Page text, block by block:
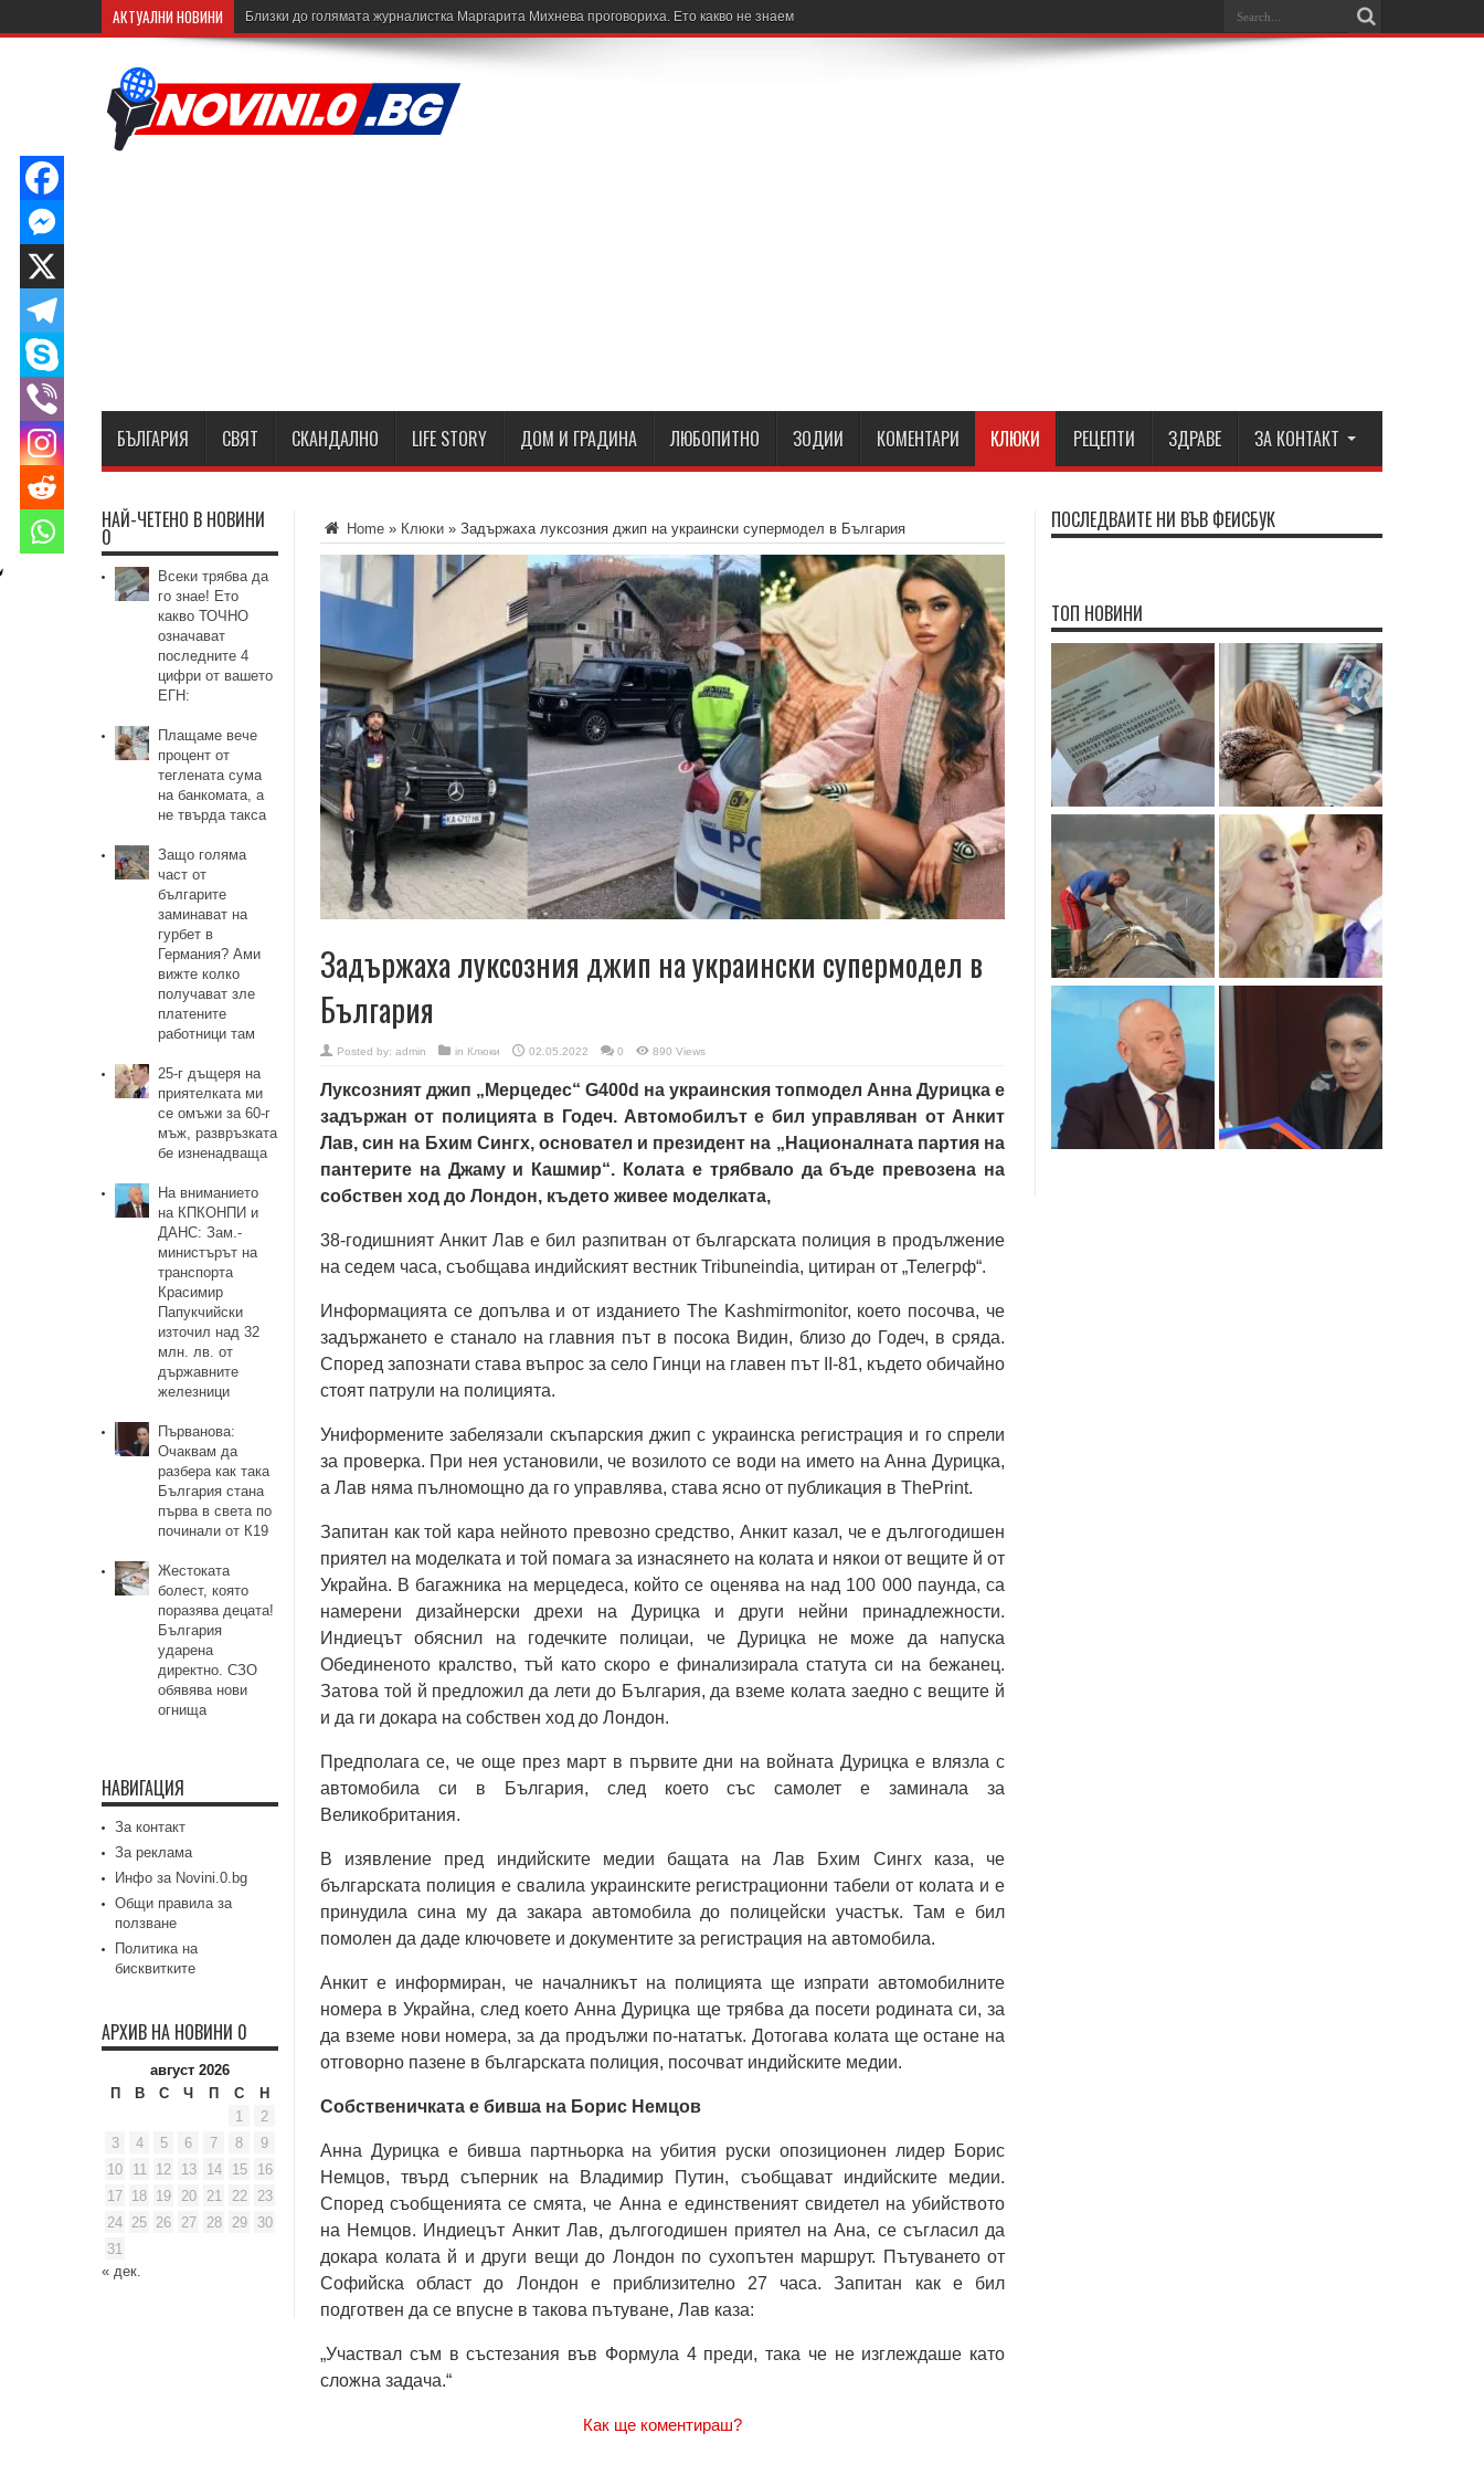
АКТУАЛНИ НОВИНИ Близки до голямата журналистка Маргарита Михнева проговориха. Ето какво не знаем
БЪЛГАРИЯ СВЯТ СКАНДАЛНО LIFE STORY ДОМ И ГРАДИНА ЛЮБОПИТНО ЗОДИИ КОМЕНТАРИ КЛЮКИ РЕЦЕПТИ ЗДРАВЕ ЗА КОНТАКТ
Home » Клюки » Задържаха луксозния джип на украински супермодел в България
Задържаха луксозния джип на украински супермодел в
България
Posted by: admin in Клюки 02.05.2022 0 890 Views
Луксозният джип „Мерцедес“ G400d на украинския топмодел Анна Дурицка е
задържан от полицията в Годеч. Автомобилът е бил управляван от Анкит
Лав, син на Бхим Сингх, основател и президент на „Националната партия на
пантерите на Джаму и Кашмир“. Колата е трябвало да бъде превозена на
собствен ход до Лондон, където живее моделката,
38-годишният Анкит Лав е бил разпитван от българската полиция в продължение
на седем часа, съобщава индийският вестник Tribuneindia, цитиран от „Телегрф“.
Информацията се допълва и от изданието The Kashmirmonitor, което посочва, че
задържането е станало на главния път в посока Видин, близо до Годеч, в сряда.
Според запознати става въпрос за село Гинци на главен път II-81, където обичайно
стоят патрули на полицията.
Униформените забелязали скъпарския джип с украинска регистрация и го спрели
за проверка. При нея установили, че возилото се води на името на Анна Дурицка,
а Лав няма пълномощно да го управлява, става ясно от публикация в ThePrint.
Запитан как той кара нейното превозно средство, Анкит казал, че е дългогодишен
приятел на моделката и той помага за изнасянето на колата и някои от вещите й от
Украйна. В багажника на мерцедеса, който се оценява на над 100 000 паунда, са
намерени дизайнерски дрехи на Дурицка и други нейни принадлежности.
Индиецът обяснил на годечките полицаи, че Дурицка не може да напуска
Обединеното кралство, тъй като скоро е финализирала статута си на бежанец.
Затова той й предложил да лети до България, да вземе колата заедно с вещите й
и да ги докара на собствен ход до Лондон.
Предполага се, че още през март в първите дни на войната Дурицка е влязла с
автомобила си в България, след което със самолет е заминала за
Великобритания.
В изявление пред индийските медии бащата на Лав Бхим Сингх каза, че
българската полиция е свалила украинските регистрационни табели от колата и е
принудила сина му да закара автомобила до полицейски участък. Там е бил
помолен да даде ключовете и документите за регистрация на автомобила.
Анкит е информиран, че началникът на полицията ще изпрати автомобилните
номера в Украйна, след което Анна Дурицка ще трябва да посети родината си, за
да вземе нови номера, за да продължи по-нататък. Дотогава колата ще остане на
отговорно пазене в българската полиция, посочват индийските медии.
Собственичката е бивша на Борис Немцов
Анна Дурицка е бивша партньорка на убития руски опозиционен лидер Борис
Немцов, твърд съперник на Владимир Путин, съобщават индийските медии.
Според съобщенията се смята, че Анна е единственият свидетел на убийството
на Немцов. Индиецът Анкит Лав, дългогодишен приятел на Ана, се съгласил да
докара колата й и други вещи до Лондон по сухопътен маршрут. Пътуването от
Софийска област до Лондон е приблизително 27 часа. Запитан как е бил
подготвен да се впусне в такова пътуване, Лав каза:
„Участвал съм в състезания във Формула 4 преди, така че не изглеждаше като
сложна задача.“
Как ще коментираш?
НАЙ-ЧЕТЕНО В НОВИНИ
0
Всеки трябва да
го знае! Ето
какво ТОЧНО
означават
последните 4
цифри от вашето
ЕГН:
Плащаме вече
процент от
теглената сума
на банкомата, а
не твърда такса
Защо голяма
част от
българите
заминават на
гурбет в
Германия? Ами
вижте колко
получават зле
платените
работници там
25-г дъщеря на
приятелката ми
се омъжи за 60-г
мъж, развръзката
бе изненадваща
На вниманието
на КПКОНПИ и
ДАНС: Зам.-
министърът на
транспорта
Красимир
Папукчийски
източил над 32
млн. лв. от
държавните
железници
Първанова:
Очаквам да
разбера как така
България стана
първа в света по
починали от К19
Жестоката
болест, която
поразява децата!
България
ударена
директно. СЗО
обявява нови
огнища
НАВИГАЦИЯ
За контакт
За реклама
Инфо за Novini.0.bg
Общи правила за
ползване
Политика на
бисквитките
АРХИВ НА НОВИНИ 0
август 2026
П
В С Ч П С
Н
1
2
3
4 5 6 7 8
9
10
11 12 13 14 15
16
17 18 19 20 21 22
23
24 25 26 27 28 29
30
31
« дек.
ПОСЛЕДВАЙТЕ НИ ВЪВ ФЕЙСБУК
ТОП НОВИНИ